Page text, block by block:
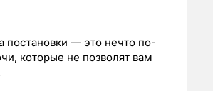
постановки — это нечто по-
которые не позволят вам